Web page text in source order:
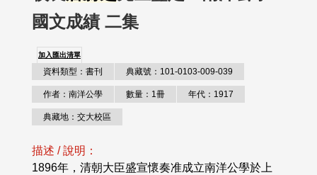
國文成績 二集
加入匯出清單
資料類型：書刊 典藏號：101-0103-009-039
作者：南洋公學 數量：1冊 年代：1917
典藏地：交大校區
描述 / 說明：
1896年，清朝大臣盛宣懷奏准成立南洋公學於上